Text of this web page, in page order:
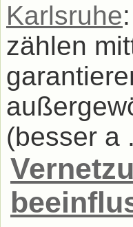
Karlsruhe
zählen
(besser a